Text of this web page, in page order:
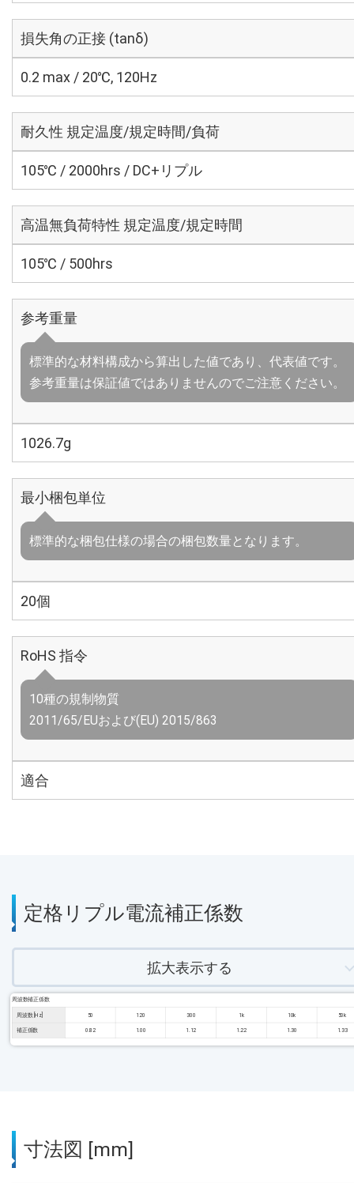
損失角の正接 (tanδ)
0.2 max / 20℃, 120Hz
耐久性 規定温度/規定時間/負荷
105℃ / 2000hrs / DC+リプル
高温無負荷特性 規定温度/規定時間
105℃ / 500hrs
参考重量
標準的な材料構成から算出した値であり、代表値です。
参考重量は保証値ではありませんのでご注意ください。
1026.7g
最小梱包単位
標準的な梱包仕様の場合の梱包数量となります。
20個
RoHS 指令
10種の規制物質
2011/65/EUおよび(EU) 2015/863
適合
定格リプル電流補正係数
拡大表示する
周波数補正係数
周波数 [Hz] 50 120 300 1k 10k 50k
補正係数 0.82 1.00 1.12 1.22 1.30 1.33
寸法図 [mm]